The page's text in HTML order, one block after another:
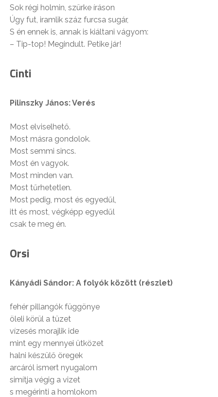
Sok régi holmin, szürke íráson
Úgy fut, iramlik száz furcsa sugár,
S én ennek is, annak is kiáltani vágyom:
– Tip-top! Megindult. Petike jár!
Cinti
Pilinszky János: Verés
Most elviselhető.
Most másra gondolok.
Most semmi sincs.
Most én vagyok.
Most minden van.
Most tűrhetetlen.
Most pedig, most és egyedűl,
itt és most, végképp egyedűl
csak te meg én.
Orsi
Kányádi Sándor: A folyók között (részlet)
fehér pillangók függönye
öleli körül a tüzet
vízesés morajlik ide
mint egy mennyei ütközet
halni készülő öregek
arcáról ismert nyugalom
simítja végig a vizet
s megérinti a homlokom